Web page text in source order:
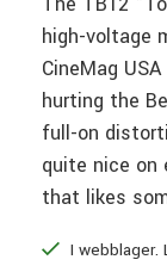
high-voltage
CineMag
hurting the
full-on
quite nice on
that likes
I webblager.